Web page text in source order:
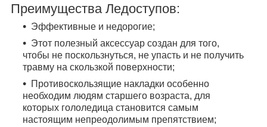
Преимущества Ледоступов:
Эффективные и недорогие;
Этот полезный аксессуар создан для того,
чтобы не поскользнуться, не упасть и не получить
травму на скользкой поверхности;
Противоскользящие накладки особенно
необходим людям старшего возраста, для
которых гололедица становится самым
настоящим непреодолимым препятствием;